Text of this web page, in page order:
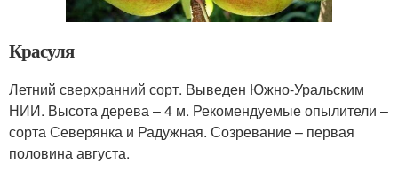
Красуля
Летний сверхранний сорт. Выведен Южно-Уральским
НИИ. Высота дерева – 4 м. Рекомендуемые опылители –
сорта Северянка и Радужная. Созревание – первая
половина августа.